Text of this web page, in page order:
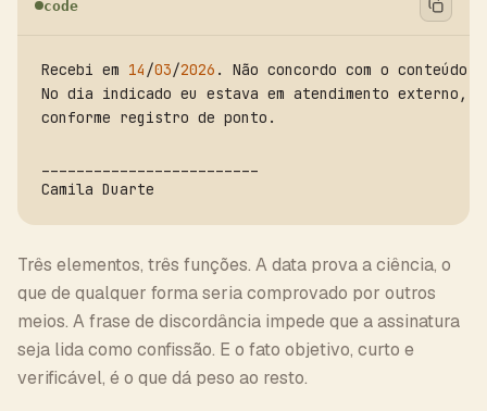
code
Recebi em 14 /03/2026 . Não concordo com o conteúdo.
No dia indicado eu estava em atendimento externo,
conforme registro de ponto.
Camila Duarte
Três elementos, três funções. A data prova a ciência, o
que de qualquer forma seria comprovado por outros
meios. A frase de discordância impede que a assinatura
seja lida como confissão. E o fato objetivo, curto e
verificável, é o que dá peso ao resto.